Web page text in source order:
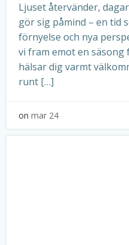
Ljuset återvänder,
gör sig påmind – en tid
förnyelse och nya
vi fram emot en säsong
hälsar dig varmt
runt […]
on mar 24